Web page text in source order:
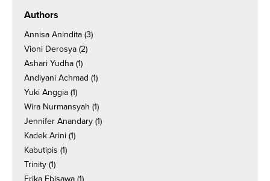
Authors
Annisa Anindita (3)
Vioni Derosya (2)
Ashari Yudha (1)
Andiyani Achmad (1)
Yuki Anggia (1)
Wira Nurmansyah (1)
Jennifer Anandary (1)
Kadek Arini (1)
Kabutipis (1)
Trinity (1)
Erika Ebisawa (1)